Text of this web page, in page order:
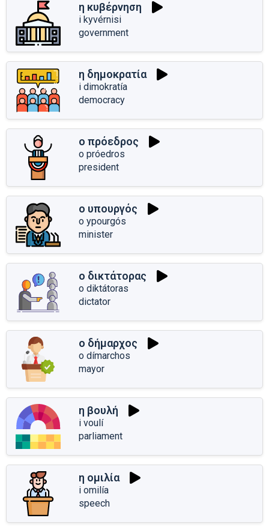
η κυβέρνηση
i kyvérnisi
government
η δημοκρατία
i dimokratía
democracy
ο πρόεδρος
o próedros
president
ο υπουργός
o ypourgós
minister
ο δικτάτορας
o diktátoras
dictator
ο δήμαρχος
o dímarchos
mayor
η βουλή
i voulí
parliament
η ομιλία
i omilía
speech